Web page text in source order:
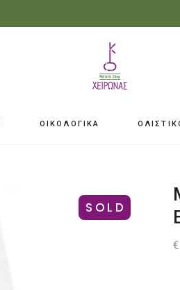
ΟΙΚΟΛΟΓΙΚΑ
SOLD
€